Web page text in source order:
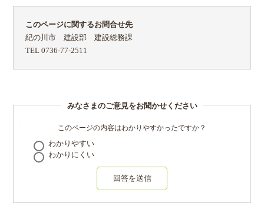
このページに関するお問合せ先
紀の川市 建設部 建設総務課
TEL 0736-77-2511
みなさまのご意見をお聞かせください
このページの内容はわかりやすかったですか？
わかりやすい
わかりにくい
回答を送信